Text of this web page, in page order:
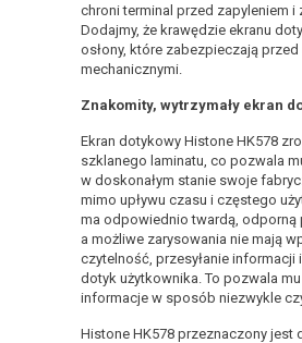
chroni terminal przed zapyleniem i
Dodajmy, że krawędzie ekranu
osłony, które zabezpieczają
mechanicznymi.
Znakomity, wytrzymały ekran
Ekran dotykowy Histone HK578
szklanego laminatu, co pozwala
w doskonałym stanie swoje
mimo upływu czasu i częstego
ma odpowiednio twardą, odporną
a możliwe zarysowania nie mają
czytelność, przesyłanie informacji
dotyk użytkownika. To pozwala
informacje w sposób niezwykle
Histone HK578 przeznaczony jest